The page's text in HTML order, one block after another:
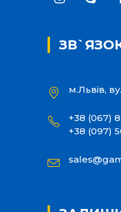
м.Львів,
+38 (067)
+38 (097)